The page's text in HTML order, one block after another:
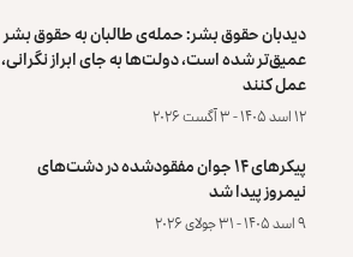
دیدبان حقوق بشر: حمله‌ی طالبان به حقوق بشر
عمیق‌تر شده است، دولت‌ها به جای ابراز نگرانی،
عمل کنند
۱۲ اسد ۱۴۰۵ - ۳ آگست ۲۰۲۶
پیکرهای ۱۴ جوان مفقودشده در دشت‌های
نیمروز پیدا شد
۹ اسد ۱۴۰۵ - ۳۱ جولای ۲۰۲۶